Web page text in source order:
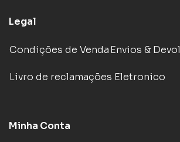
Legal
Condições de VendaEnvios &
Livro de reclamações Eletronico
Minha Conta